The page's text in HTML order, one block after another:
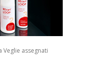
Veglie assegnati